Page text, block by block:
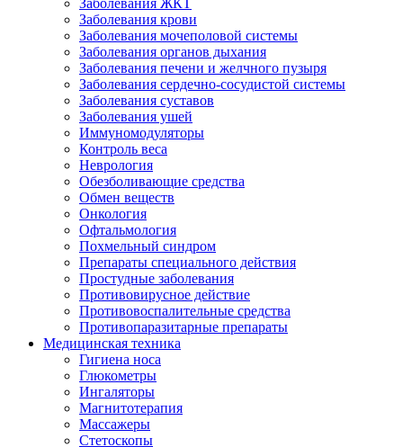
Заболевания ЖКТ
Заболевания крови
Заболевания мочеполовой системы
Заболевания органов дыхания
Заболевания печени и желчного пузыря
Заболевания сердечно-сосудистой системы
Заболевания суставов
Заболевания ушей
Иммуномодуляторы
Контроль веса
Неврология
Обезболивающие средства
Обмен веществ
Онкология
Офтальмология
Похмельный синдром
Препараты специального действия
Простудные заболевания
Противовирусное действие
Противовоспалительные средства
Противопаразитарные препараты
Медицинская техника
Гигиена носа
Глюкометры
Ингаляторы
Магнитотерапия
Массажеры
Стетоскопы